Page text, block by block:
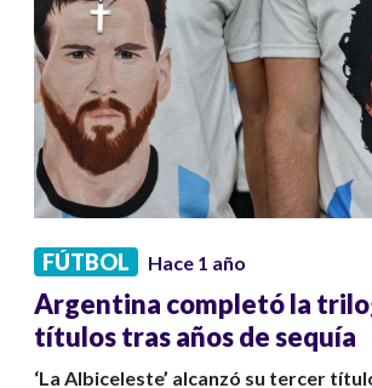
FÚTBOL Hace 1 año
Argentina completó la
títulos tras años de sequía
‘La Albiceleste’ alcanzó su tercer